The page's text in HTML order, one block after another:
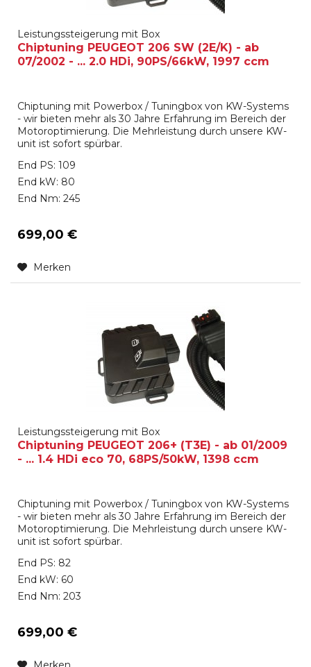
Leistungssteigerung mit Box
Chiptuning PEUGEOT 206 SW (2E/K) - ab
07/2002 - ... 2.0 HDi, 90PS/66kW, 1997 ccm
Chiptuning mit Powerbox / Tuningbox von KW-Systems
- wir bieten mehr als 30 Jahre Erfahrung im Bereich der
Motoroptimierung. Die Mehrleistung durch unsere KW-
unit ist sofort spürbar.
End PS: 109
End kW: 80
End Nm: 245
699,00 €
Merken
Leistungssteigerung mit Box
Chiptuning PEUGEOT 206+ (T3E) - ab 01/2009
- ... 1.4 HDi eco 70, 68PS/50kW, 1398 ccm
Chiptuning mit Powerbox / Tuningbox von KW-Systems
- wir bieten mehr als 30 Jahre Erfahrung im Bereich der
Motoroptimierung. Die Mehrleistung durch unsere KW-
unit ist sofort spürbar.
End PS: 82
End kW: 60
End Nm: 203
699,00 €